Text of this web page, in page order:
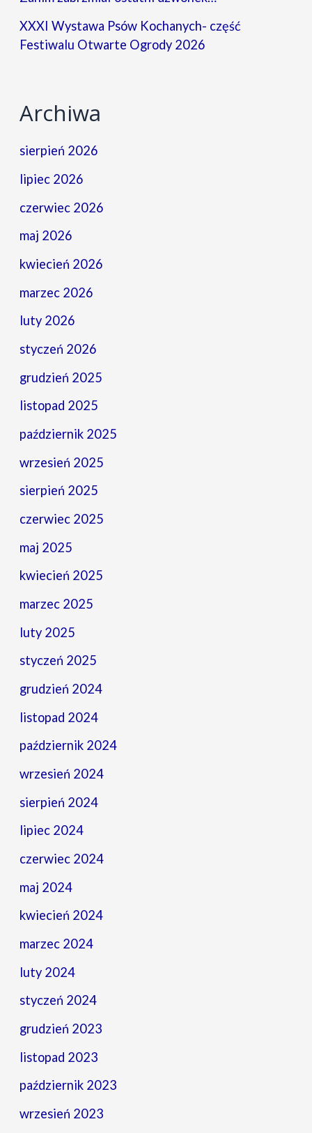
XXXI Wystawa Psów Kochanych- część
Festiwalu Otwarte Ogrody 2026
Archiwa
sierpień 2026
lipiec 2026
czerwiec 2026
maj 2026
kwiecień 2026
marzec 2026
luty 2026
styczeń 2026
grudzień 2025
listopad 2025
październik 2025
wrzesień 2025
sierpień 2025
czerwiec 2025
maj 2025
kwiecień 2025
marzec 2025
luty 2025
styczeń 2025
grudzień 2024
listopad 2024
październik 2024
wrzesień 2024
sierpień 2024
lipiec 2024
czerwiec 2024
maj 2024
kwiecień 2024
marzec 2024
luty 2024
styczeń 2024
grudzień 2023
listopad 2023
październik 2023
wrzesień 2023